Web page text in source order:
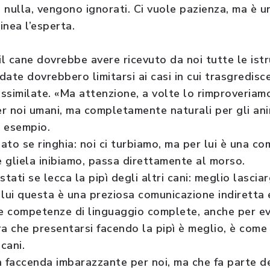
vengono ignorati. Ci vuole pazienza, ma è
l’esperta.
cane dovrebbe avere ricevuto da noi tutte le
dovrebbero limitarsi ai casi in cui
«Ma attenzione, a volte lo
noi umani, ma completamente naturali per gli
se ringhia: noi ci turbiamo, ma per lui è una
inibiamo, passa direttamente al morso.
se lecca la pipì degli altri cani: meglio
questa è una preziosa comunicazione indiretta
competenze di linguaggio complete, anche per
che presentarsi facendo la pipì è meglio, è
faccenda imbarazzante per noi, ma che fa parte